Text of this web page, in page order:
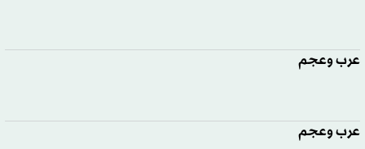
عرب وعجم
عرب وعجم